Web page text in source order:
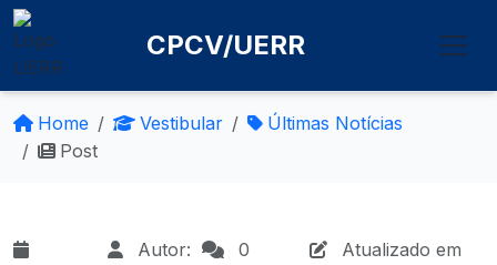
CPCV/UERR
Home Vestibular
Últimas Notícias
Post
Autor:
0
Atualizado em